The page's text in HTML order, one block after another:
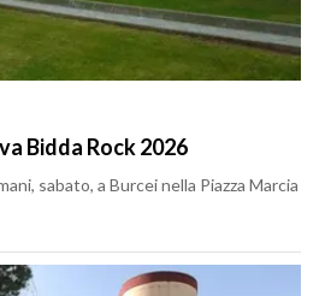
Bidda Rock 2026
sabato, a Burcei nella Piazza Marcia